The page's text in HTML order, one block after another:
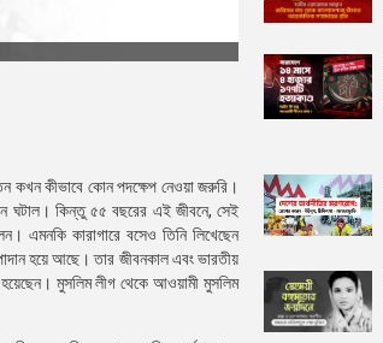
কখন কীভাবে কোন পদক্ষেপ নেওয়া জরুরি।
ঘটাল। কিন্তু ৫৫ বছরের এই জীবনে, সেই
এমনকি কারাগারে বসেও তিনি লিখেছেন
হয়ে আছে। তার জীবনকাল এবং ভারতীয়
মুসলিম লীগ থেকে আওয়ামী মুসলিম